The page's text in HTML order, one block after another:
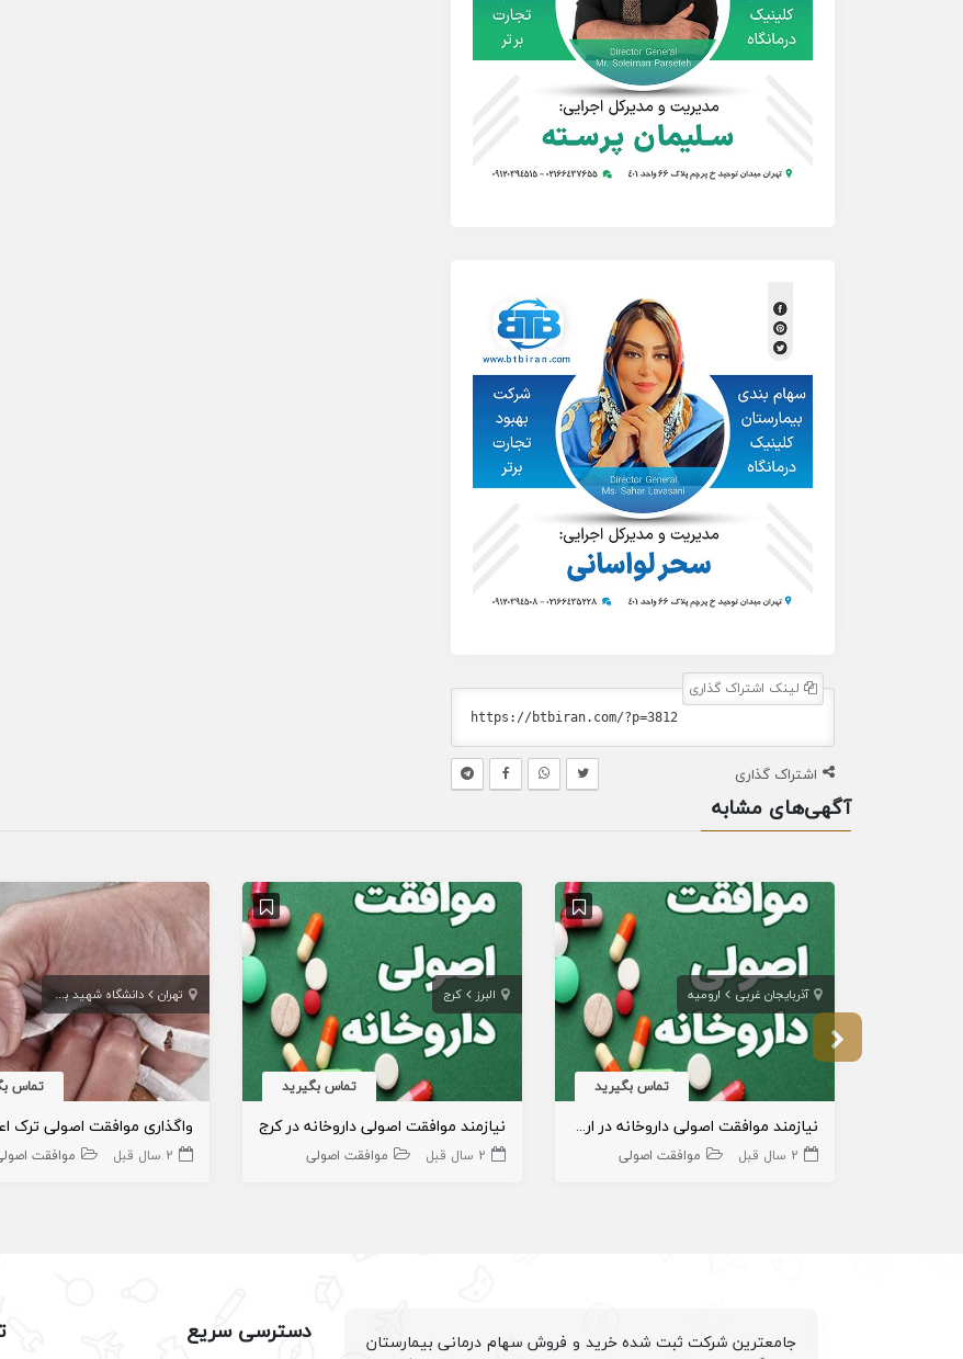
لینک اشتراک گذاری
اشتراک گذاری
آگهی‌های مشابه
آذربایجان غربی ارومیه
تماس بگیرید
نیازمند موافقت اصولی داروخانه در ارومیه
2 سال قبل موافقت اصولی
البرز کرج
تماس بگیرید
نیازمند موافقت اصولی داروخانه در کرج
2 سال قبل موافقت اصولی
تهران دانشگاه شهید بهشتی
تماس
واگذاری موافقت اصولی ترک
2 سال قبل موافقت
جامعترین شرکت ثبت شده خرید و فروش سهام درمانی بیمارستان
دسترسی سریع